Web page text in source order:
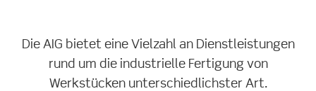
Die AIG bietet eine Vielzahl an Dienstleistungen
rund um die industrielle Fertigung von
Werkstücken unterschiedlichster Art.